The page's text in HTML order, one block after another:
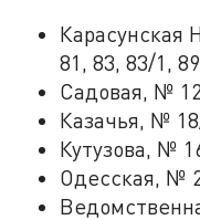
Карасунская
81, 83, 83/1,
Садовая, №
Казачья, №
Кутузова, №
Одесская, №